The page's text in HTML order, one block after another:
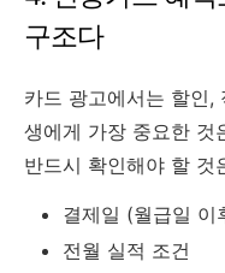
구조다
카드 광고에서는 할인,
생에게 가장 중요한 것
반드시 확인해야 할 것
결제일 (월급일 이
전월 실적 조건